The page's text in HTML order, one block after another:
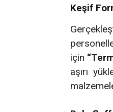
Keşif
için
aşırı